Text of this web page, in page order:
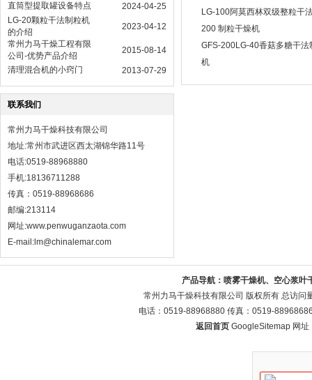
直筒型提取罐设备特点
2024-04-25
LG-20颗粒干法制粒机
的介绍
2023-04-12
常州力马干燥工程有限
公司-优势产品介绍
2015-08-14
清理混合机的小窍门
2013-07-29
联系我们
常州力马干燥科技有限公司
地址:常州市武进区西太湖锦华路11号
电话:0519-88968880
手机:18136711288
传真：0519-88968686
邮编:213114
网址:www.penwuganzaota.com
E-mail:lm@chinalemar.com
LG-100阿莫西林双级整粒干
200 制粒干燥机
GFS-200LG-40香菇多糖干法
机
产品导航： 喷雾干燥机、空心浆叶
常州力马干燥科技有限公司 版权所有 总访问
电话：0519-88968880 传真：0519-
返回首页 GoogleSitemap 网